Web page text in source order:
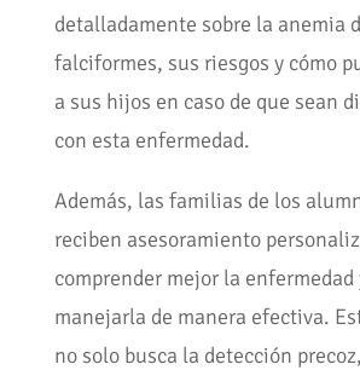
detalladamente sobre la anemia
falciformes, sus riesgos y cómo
a sus hijos en caso de que sean
con esta enfermedad.
Además, las familias de los
reciben asesoramiento
comprender mejor la enfermedad
manejarla de manera efectiva.
no solo busca la detección